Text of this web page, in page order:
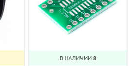
В НАЛИЧИИ 8